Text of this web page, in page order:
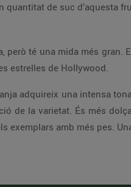
quantitat de suc d’aquesta
té una mida més gran.
estrelles de Hollywood.
adquireix una intensa
de la varietat. És més
exemplars amb més pes.